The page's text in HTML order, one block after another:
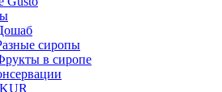
сиропы
в сиропе